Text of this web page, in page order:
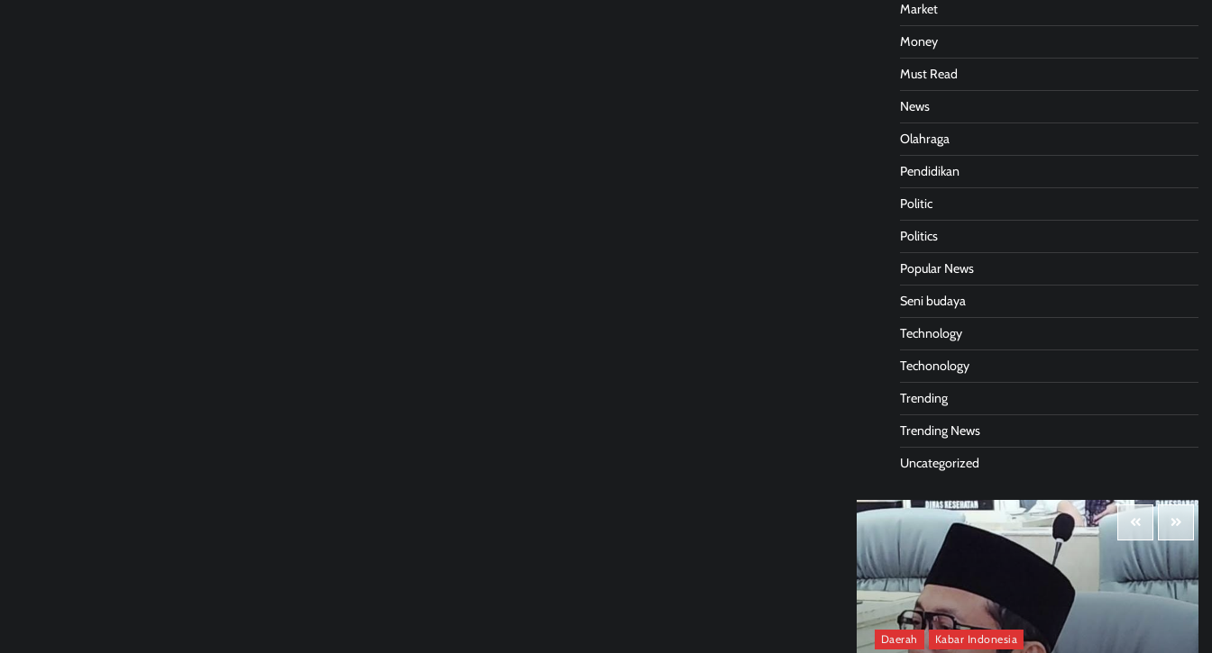
Market
Money
Must Read
News
Olahraga
Pendidikan
Politic
Politics
Popular News
Seni budaya
Technology
Techonology
Trending
Trending News
Uncategorized
Daerah Kabar Indonesia